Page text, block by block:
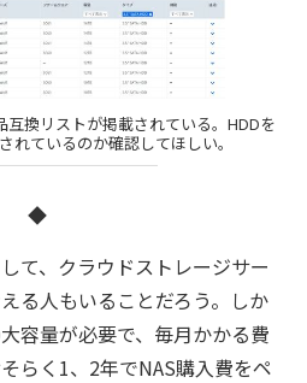
換リストが掲載されている。HDDを
れているのか確認してほしい。
◆
て、クラウドストレージサー
る人もいることだろう。しか
容量が必要で、毎月かかる費
らく1、2年でNAS購入費をペ